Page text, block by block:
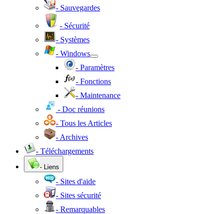
- Sauvegardes
- Sécurité
- Systèmes
- Windows
- Paramètres
- Fonctions
- Maintenance
- Doc réunions
- Tous les Articles
- Archives
- Téléchargements
- Liens
- Sites d'aide
- Sites sécurité
- Remarquables